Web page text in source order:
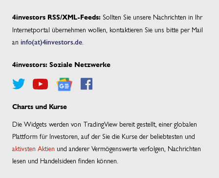
4investors RSS/XML-Feeds: Sollten Sie unsere Nachrichten in Ihr
Internetportal übernehmen wollen, kontaktieren Sie uns bitte per Mail
an info(at)4investors.de
4investors: Soziale Netzwerke
Charts und Kurse
Die Widgets werden von TradingView bereit gestellt, einer globalen
Plattform für Investoren, auf der Sie die Kurse der beliebtesten und
aktivsten Aktien und anderer Vermögenswerte verfolgen, Nachrichten
lesen und Handelsideen finden können.